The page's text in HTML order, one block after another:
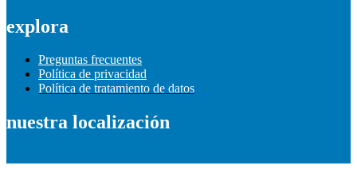
explora
Preguntas frecuentes
Política de privacidad
Política de tratamiento de datos
nuestra localización